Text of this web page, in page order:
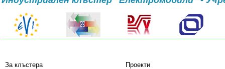
За клъстера
Проекти